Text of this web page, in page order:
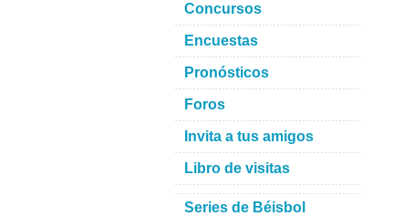
Concursos
Encuestas
Pronósticos
Foros
Invita a tus amigos
Libro de visitas
Series de Béisbol